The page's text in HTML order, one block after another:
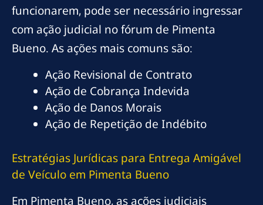
funcionarem, pode ser necessário ingressar
com ação judicial no fórum de Pimenta
Bueno. As ações mais comuns são:
Ação Revisional de Contrato
Ação de Cobrança Indevida
Ação de Danos Morais
Ação de Repetição de Indébito
Estratégias Jurídicas para Entrega Amigável
de Veículo em Pimenta Bueno
Em Pimenta Bueno, as ações judiciais